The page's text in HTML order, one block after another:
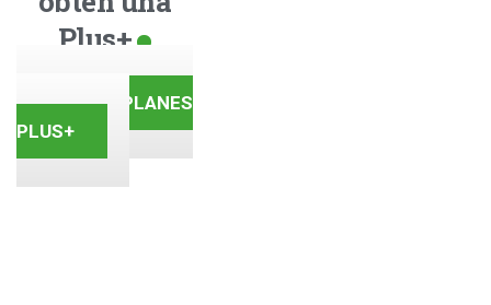
Plus+
VER PLANES
PLUS+